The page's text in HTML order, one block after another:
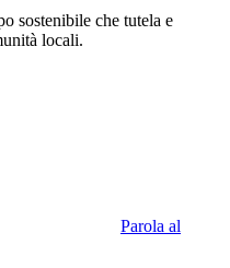
sostenibile che tutela e
locali.
Parola al